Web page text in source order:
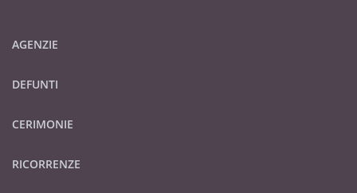
AGENZIE
DEFUNTI
CERIMONIE
RICORRENZE